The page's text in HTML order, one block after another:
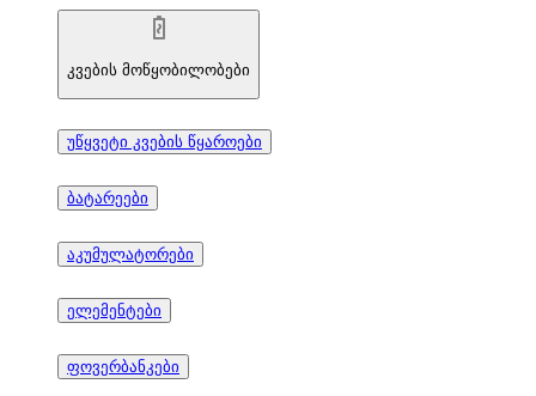
კვების მოწყობილობები
უწყვეტი კვების წყაროები
ბატარეები
აკუმულატორები
ელემენტები
ფოვერბანკები